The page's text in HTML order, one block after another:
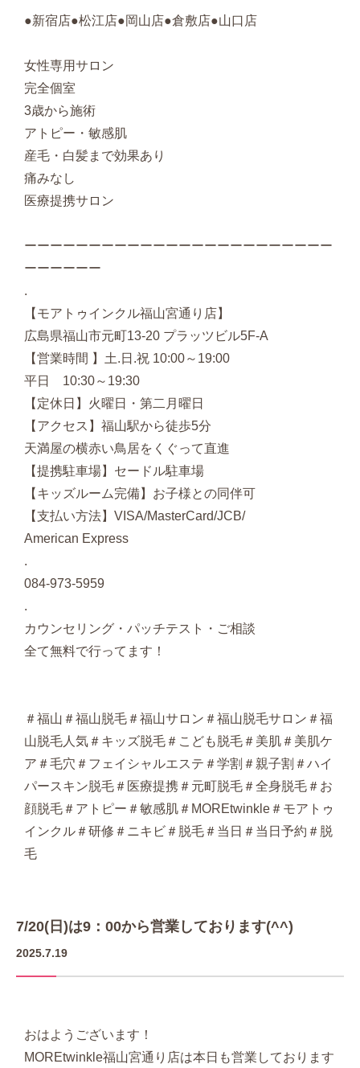
●新宿店●松江店●岡山店●倉敷店●山口店
女性専用サロン
完全個室
3歳から施術
アトピー・敏感肌
産毛・白髪まで効果あり
痛みなし
医療提携サロン
ーーーーーーーーーーーーーーーーーーーーーーーー
ーーーーーー
.
【モアトゥインクル福山宮通り店】
広島県福山市元町13-20 プラッツビル5F-A
【営業時間 】土.日.祝 10:00～19:00
平日 10:30～19:30
【定休日】火曜日・第二月曜日
【アクセス】福山駅から徒歩5分
天満屋の横赤い鳥居をくぐって直進
【提携駐車場】セードル駐車場
【キッズルーム完備】お子様との同伴可
【支払い方法】VISA/MasterCard/JCB/
American Express
.
084-973-5959
.
カウンセリング・パッチテスト・ご相談
全て無料で行ってます！
＃福山＃福山脱毛＃福山サロン＃福山脱毛サロン＃福
山脱毛人気＃キッズ脱毛＃こども脱毛＃美肌＃美肌ケ
ア＃毛穴＃フェイシャルエステ＃学割＃親子割＃ハイ
パースキン脱毛＃医療提携＃元町脱毛＃全身脱毛＃お
顔脱毛＃アトピー＃敏感肌＃MOREtwinkle＃モアトゥ
インクル＃研修＃ニキビ＃脱毛＃当日＃当日予約＃脱
毛
7/20(日)は9：00から営業しております(^^)
2025.7.19
おはようございます！
MOREtwinkle福山宮通り店は本日も営業しております